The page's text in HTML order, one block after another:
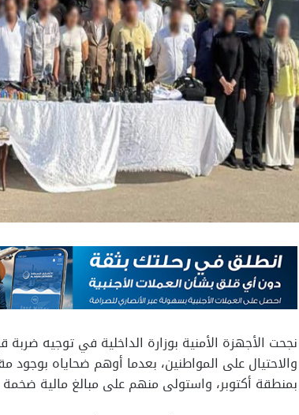
نجحت الأجهزة الأمنية بوزارة الداخلية في توجيه
والاحتيال على المواطنين، بعدما أوهم ضحاياه
بمنطقة أكتوبر، واستولى منهم على مبالغ مالية